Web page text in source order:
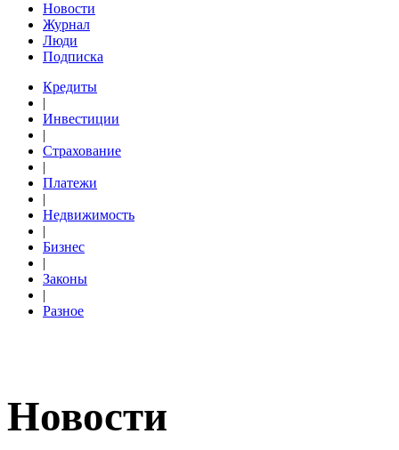
Новости
Журнал
Люди
Подписка
Кредиты
|
Инвестиции
|
Страхование
|
Платежи
|
Недвижимость
|
Бизнес
|
Законы
|
Разное
Новости